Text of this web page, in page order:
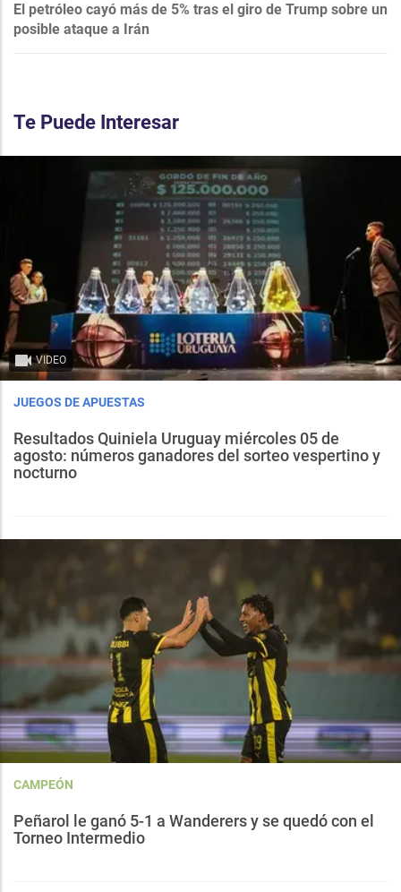
El petróleo cayó más de 5% tras el giro de Trump sobre un
posible ataque a Irán
Te Puede Interesar
VIDEO
JUEGOS DE APUESTAS
Resultados Quiniela Uruguay miércoles 05 de
agosto: números ganadores del sorteo vespertino y
nocturno
CAMPEÓN
Peñarol le ganó 5-1 a Wanderers y se quedó con el
Torneo Intermedio